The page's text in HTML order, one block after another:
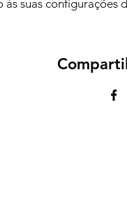
suas configurações